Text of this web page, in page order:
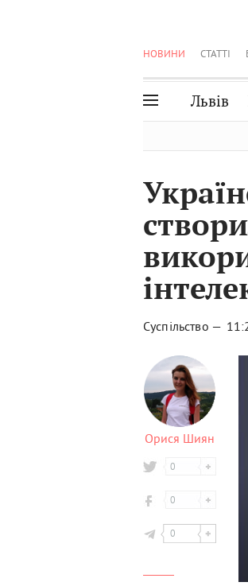
НОВИНИ СТАТТІ
Львів
Волинь
Суспільство —
Орися Шиян
0
0
0